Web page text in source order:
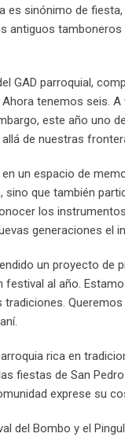
es sinónimo de
antiguos
GAD parroquial,
tenemos seis.
este año uno
de nuestras
un espacio de
que también
los
generaciones el
un proyecto
al año.
rica en
fiestas de San
exprese su
del Bombo y el